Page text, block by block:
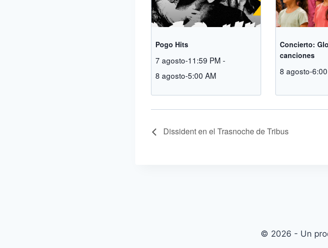
Pogo Hits
7 agosto-11:59 PM -
8 agosto-5:00 AM
Concierto:
canciones
8 agosto-
Dissident en el Trasnoche de Tribus
© 2026 - Un